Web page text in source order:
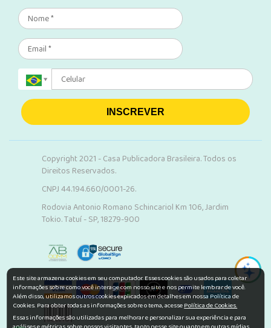
INSCREVER
Copyright 2021 - Casa Publicadora Brasileira. Todos os
Direitos Reservados.
CNPJ 44.194.660/0001-26.
Rodovia Antonio Romano Schincariol Km 106, Jardim
Tokio. Tatuí - SP, 18279-900
Este site armazena cookies em seu computador. Esses cookies são usados para coletar
informações sobre como você interage com nosso site e nos permite lembrar de você.
Além disso, utilizamos outros cookies explicados em detalhes em nossa Política de
Cookies. Para obter todas as informações sobre o tema, acessePolítica de Cookies.
Essas informações são utilizadas para melhorar e personalizar sua experiência e para